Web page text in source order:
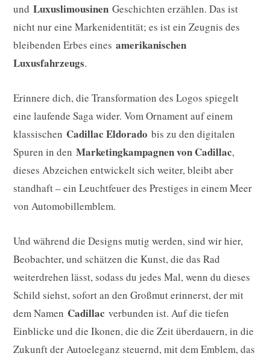
und Luxuslimousinen Geschichten erzählen. Das ist
nicht nur eine Markenidentität; es ist ein Zeugnis des
bleibenden Erbes eines amerikanischen
Luxusfahrzeugs.
Erinnere dich, die Transformation des Logos spiegelt
eine laufende Saga wider. Vom Ornament auf einem
klassischen Cadillac Eldorado bis zu den digitalen
Spuren in den Marketingkampagnen von Cadillac,
dieses Abzeichen entwickelt sich weiter, bleibt aber
standhaft – ein Leuchtfeuer des Prestiges in einem Meer
von Automobillemblem.
Und während die Designs mutig werden, sind wir hier,
Beobachter, und schätzen die Kunst, die das Rad
weiterdrehen lässt, sodass du jedes Mal, wenn du dieses
Schild siehst, sofort an den Großmut erinnerst, der mit
dem Namen Cadillac verbunden ist. Auf die tiefen
Einblicke und die Ikonen, die die Zeit überdauern, in die
Zukunft der Autoeleganz steuernd, mit dem Emblem, das